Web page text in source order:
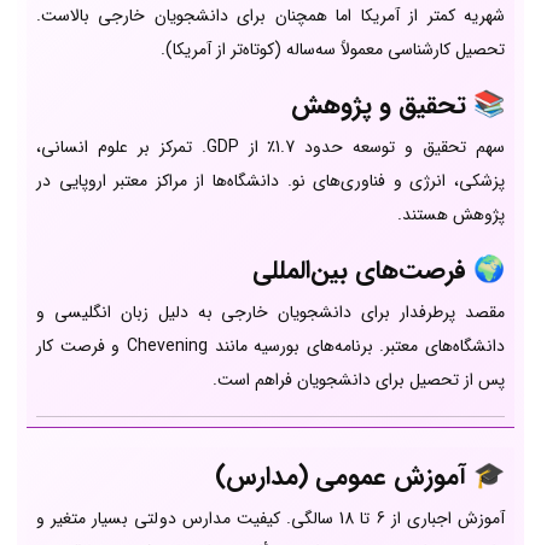
شهریه کمتر از آمریکا اما همچنان برای دانشجویان خارجی بالاست.
تحصیل کارشناسی معمولاً سه‌ساله (کوتاه‌تر از آمریکا).
📚 تحقیق و پژوهش
سهم تحقیق و توسعه حدود 1.7٪ از GDP. تمرکز بر علوم انسانی،
پزشکی، انرژی و فناوری‌های نو. دانشگاه‌ها از مراکز معتبر اروپایی در
پژوهش هستند.
🌍 فرصت‌های بین‌المللی
مقصد پرطرفدار برای دانشجویان خارجی به دلیل زبان انگلیسی و
دانشگاه‌های معتبر. برنامه‌های بورسیه مانند Chevening و فرصت کار
پس از تحصیل برای دانشجویان فراهم است.
🎓 آموزش عمومی (مدارس)
آموزش اجباری از 6 تا 18 سالگی. کیفیت مدارس دولتی بسیار متغیر و